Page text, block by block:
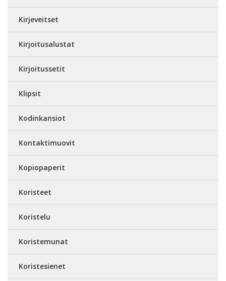
Kirjeveitset
Kirjoitusalustat
Kirjoitussetit
Klipsit
Kodinkansiot
Kontaktimuovit
Kopiopaperit
Koristeet
Koristelu
Koristemunat
Koristesienet